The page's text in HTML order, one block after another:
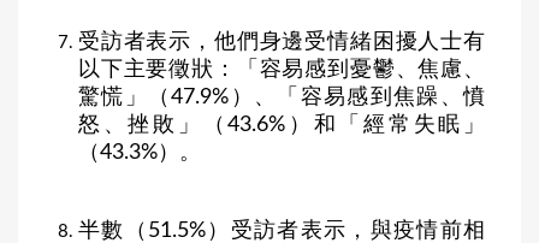
受訪者表示，他們身邊受情緒困擾人士有
以下主要徵狀：「容易感到憂鬱、焦慮、
驚慌」（47.9%）、「容易感到焦躁、憤
怒、挫敗」（43.6%）和「經常失眠」
（43.3%）。
半數（51.5%）受訪者表示，與疫情前相